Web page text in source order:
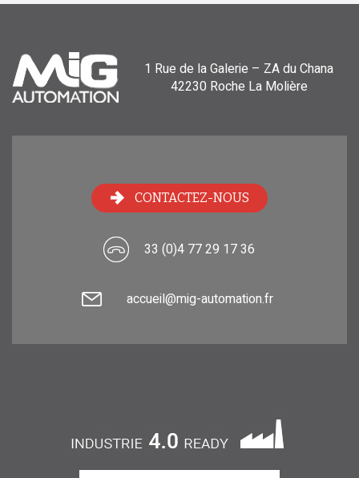
1 Rue de la Galerie – ZA du Chana
42230 Roche La Molière
CONTACTEZ-NOUS
33 (0)4 77 29 17 36
accueil@mig-automation.fr